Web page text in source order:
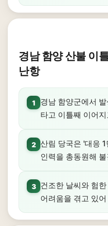
경남 함양 산불 이
난항
1
경남 함양군에서
타고 이틀째 이어
2 산림 당국은 '대응
인력을 총동원해
3
건조한 날씨와 험
어려움을 겪고 있